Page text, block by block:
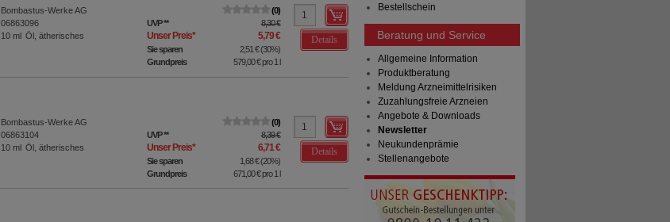
Bombastus-Werke AG
06863096
10 ml Öl, ätherisches
0
UVP** 8,30 €
Unser Preis* 5,79 €
Sie sparen 2,51 €(30%)
Grundpreis
579,00 €pro 1 l
Details
Bombastus-Werke AG
06863104
10 ml Öl, ätherisches
0
UVP** 8,39 €
Unser Preis* 6,71 €
Sie sparen 1,68 €(20%)
Grundpreis
671,00 €pro 1 l
Details
Bestellschein
Beratung und Service
Allgemeine Information
Produktberatung
Meldung Arzneimittelrisiken
Zuzahlungsfreie Arzneien
Angebote & Downloads
Newsletter
Neukundenprämie
Stellenangebote